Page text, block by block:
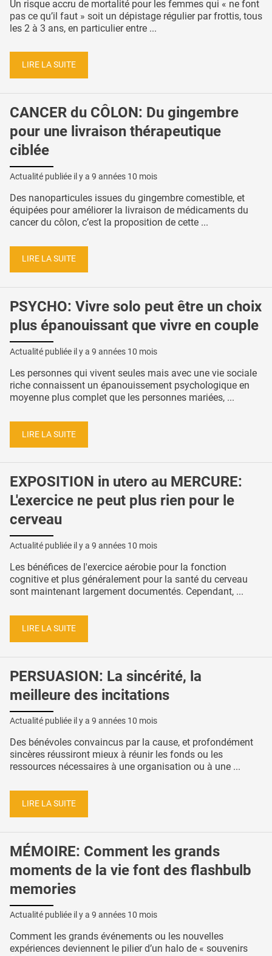
Un risque accru de mortalité pour les femmes qui « ne font
pas ce qu’il faut » soit un dépistage régulier par frottis, tous
les 2 à 3 ans, en particulier entre ...
LIRE LA SUITE
CANCER du CÔLON: Du gingembre
pour une livraison thérapeutique
ciblée
Actualité publiée il y a 9 années 10 mois
Des nanoparticules issues du gingembre comestible, et
équipées pour améliorer la livraison de médicaments du
cancer du côlon, c’est la proposition de cette ...
LIRE LA SUITE
PSYCHO: Vivre solo peut être un choix
plus épanouissant que vivre en couple
Actualité publiée il y a 9 années 10 mois
Les personnes qui vivent seules mais avec une vie sociale
riche connaissent un épanouissement psychologique en
moyenne plus complet que les personnes mariées, ...
LIRE LA SUITE
EXPOSITION in utero au MERCURE:
L'exercice ne peut plus rien pour le
cerveau
Actualité publiée il y a 9 années 10 mois
Les bénéfices de l'exercice aérobie pour la fonction
cognitive et plus généralement pour la santé du cerveau
sont maintenant largement documentés. Cependant, ...
LIRE LA SUITE
PERSUASION: La sincérité, la
meilleure des incitations
Actualité publiée il y a 9 années 10 mois
Des bénévoles convaincus par la cause, et profondément
sincères réussiront mieux à réunir les fonds ou les
ressources nécessaires à une organisation ou à une ...
LIRE LA SUITE
MÉMOIRE: Comment les grands
moments de la vie font des flashbulb
memories
Actualité publiée il y a 9 années 10 mois
Comment les grands événements ou les nouvelles
expériences deviennent le pilier d’un halo de « souvenirs